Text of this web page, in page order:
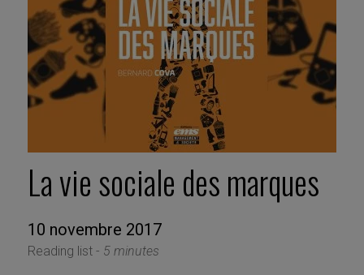
La vie sociale des marques
10 novembre 2017
Reading list - 5 minutes